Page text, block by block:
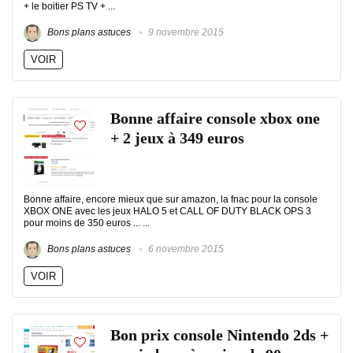
+ le boitier PS TV + ...
Bons plans astuces 9 novembre 2015
VOIR
Bonne affaire console xbox one
+ 2 jeux à 349 euros
Bonne affaire, encore mieux que sur amazon, la fnac pour la console
XBOX ONE avec les jeux HALO 5 et CALL OF DUTY BLACK OPS 3
pour moins de 350 euros ... ...
Bons plans astuces 6 novembre 2015
VOIR
Bon prix console Nintendo 2ds +